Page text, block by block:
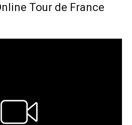
Tour de France